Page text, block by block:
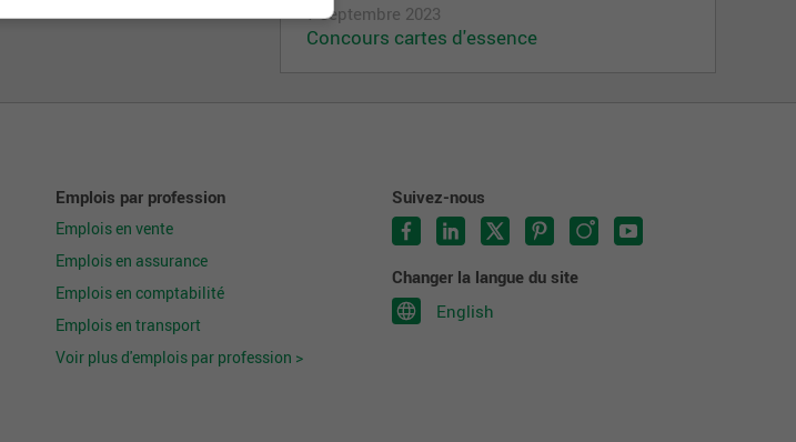
7 septembre 2023
Concours cartes d'essence
Emplois par profession
Emplois en vente
Emplois en assurance
Emplois en comptabilité
Emplois en transport
Voir plus d'emplois par profession >
Suivez-nous
Changer la langue du site
English